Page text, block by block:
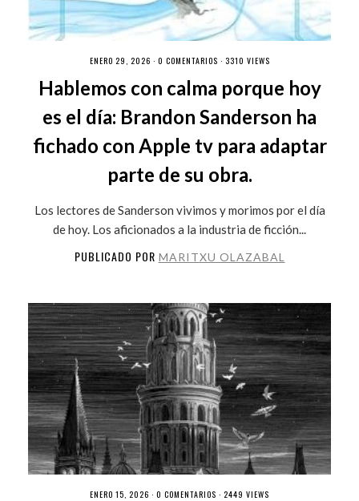
ENERO 29, 2026 · 0 COMENTARIOS · 3310 VIEWS
Hablemos con calma porque hoy
es el día: Brandon Sanderson ha
fichado con Apple tv para adaptar
parte de su obra.
Los lectores de Sanderson vivimos y morimos por el día
de hoy. Los aficionados a la industria de ficción...
PUBLICADO POR MARITXU OLAZABAL
ENERO 15, 2026 · 0 COMENTARIOS · 2449 VIEWS